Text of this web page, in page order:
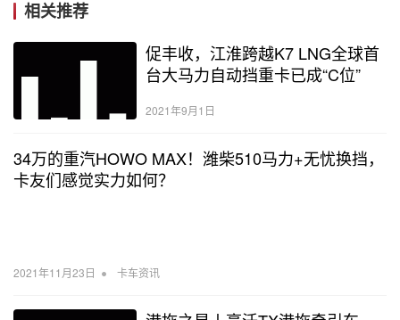
相关推荐
促丰收，江淮跨越K7 LNG全球首
台大马力自动挡重卡已成“C位”
2021年9月1日
34万的重汽HOWO MAX！潍柴510马力+无忧换挡，
卡友们感觉实力如何？
2021年11月23日 • 卡车资讯